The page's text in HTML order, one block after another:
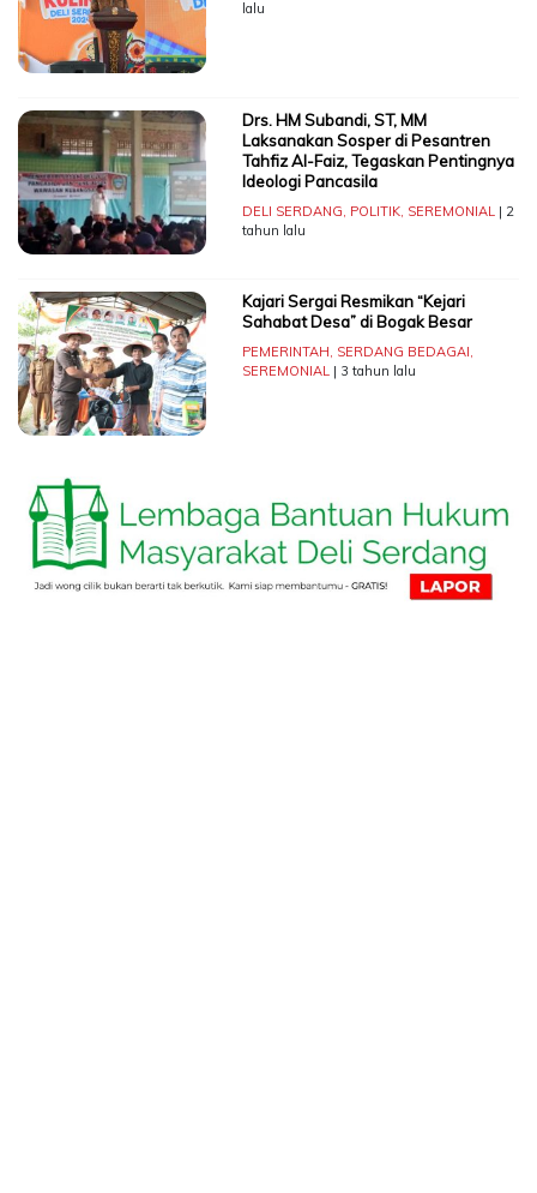
lalu
Drs. HM Subandi, ST, MM
Laksanakan Sosper di Pesantren
Tahfiz Al-Faiz, Tegaskan Pentingnya
Ideologi Pancasila
DELI SERDANG POLITIK, SEREMONIAL | 2
tahun lalu
Kajari Sergai Resmikan “Kejari
Sahabat Desa” di Bogak Besar
PEMERINTAH SERDANG BEDAGAI
SEREMONIAL | 3 tahun lalu